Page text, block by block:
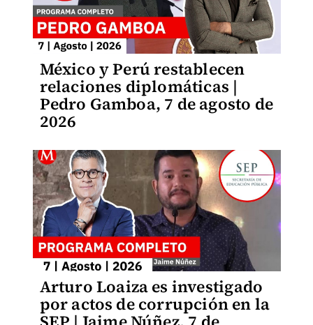
México y Perú restablecen
relaciones diplomáticas |
Pedro Gamboa, 7 de agosto de
2026
Arturo Loaiza es investigado
por actos de corrupción en la